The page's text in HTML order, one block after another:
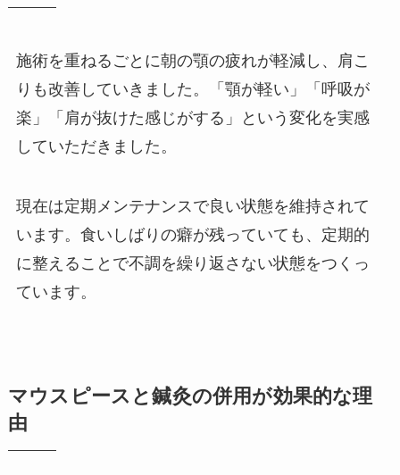
施術を重ねるごとに朝の顎の疲れが軽減し、肩こ
りも改善していきました。「顎が軽い」「呼吸が
楽」「肩が抜けた感じがする」という変化を実感
していただきました。
現在は定期メンテナンスで良い状態を維持されて
います。食いしばりの癖が残っていても、定期的
に整えることで不調を繰り返さない状態をつくっ
ています。
マウスピースと鍼灸の併用が効果的な理
由